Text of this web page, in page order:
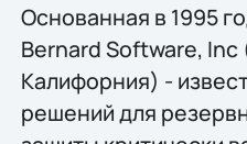
Основанная в 1995
Bernard Software,
Калифорния) -
решений для